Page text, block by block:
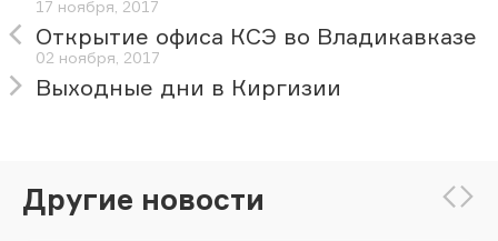
17 ноября, 2017
Открытие офиса КСЭ во Владикавказе
02 ноября, 2017
Выходные дни в Киргизии
Другие новости